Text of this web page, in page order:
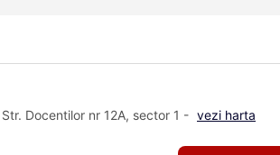
Str. Docentilor nr 12A, sector 1 - vezi harta